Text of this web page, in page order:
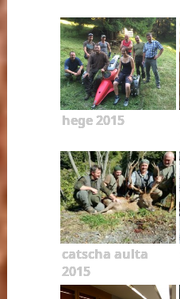
hege 2015
catscha aulta
2015